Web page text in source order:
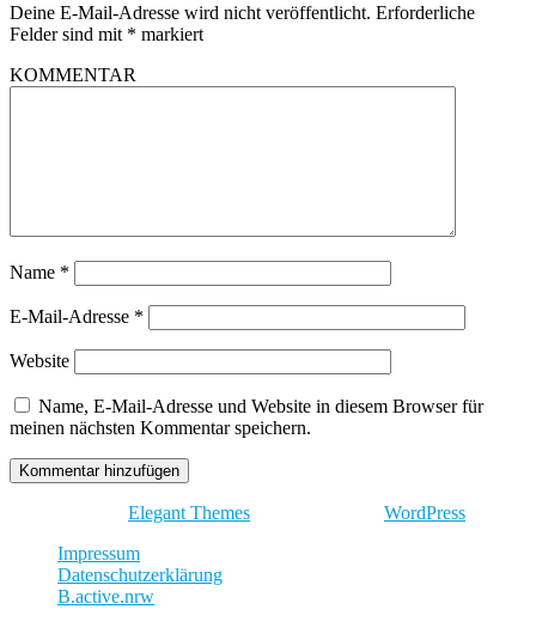
Deine E-Mail-Adresse wird nicht veröffentlicht. Erforderliche
Felder sind mit * markiert
KOMMENTAR
Name *
E-Mail-Adresse *
Website
Name, E-Mail-Adresse und Website in diesem Browser für
meinen nächsten Kommentar speichern.
Elegant Themes
WordPress
Impressum
Datenschutzerklärung
B.active.nrw